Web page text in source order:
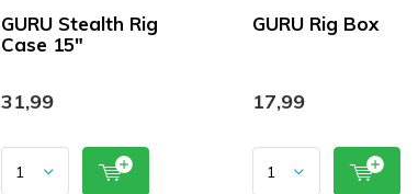
GURU Stealth Rig
Case 15"
31,99
GURU Rig Box
17,99